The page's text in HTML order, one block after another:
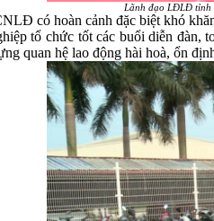
Lãnh đạo LĐLĐ tỉnh
có hoàn cảnh đặc biệt khó
tổ chức tốt các buổi diễn
quan hệ lao động hài hoà, ổn